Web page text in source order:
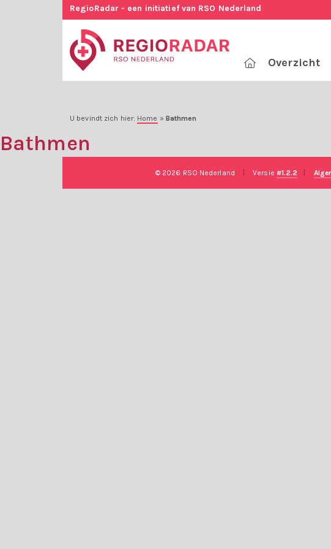
RegioRadar - een initiatief van RSO Nederland
Overzicht
U bevindt zich hier: Home » Bathmen
Bathmen
© 2026 RSO Nederland Versie #1.2.2